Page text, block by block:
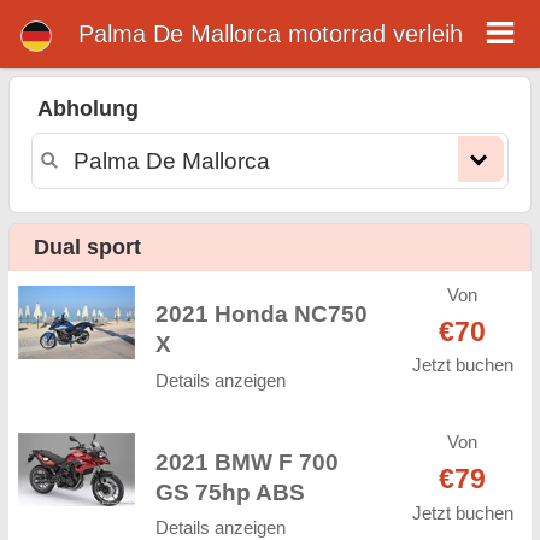
Palma De Mallorca
motorrad verleih
Palma De Mallorca motorrad vermietung. Günstige Mietpreise für motorrad in Palma De Mallorca. motorrad mieten in Palma De
Mallorca. Unsere Palma De Mallorca Flotte verfügt über neue motorräder - BMW, Triumph, Vespa, Honda, Yamaha, Suzuki,
Kilometer, GPS, motorrad Reitausrüstung, grenzüberschreitende Vermietung.
Palma De Mallorca motorrad verleih
Abholung
Dual sport
2021 Honda NC750
X
Details anzeigen
Von
€70
Jetzt buchen
2021 BMW F 700
GS 75hp ABS
Details anzeigen
Von
€79
Jetzt buchen